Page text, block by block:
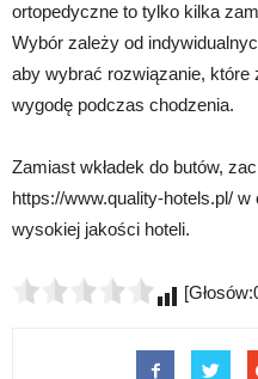
ortopedyczne to tylko kilka
Wybór zależy od
aby wybrać rozwiązanie,
wygodę podczas chodzenia.
Zamiast wkładek do butów,
https://www.quality-hotels.pl/
wysokiej jakości hoteli.